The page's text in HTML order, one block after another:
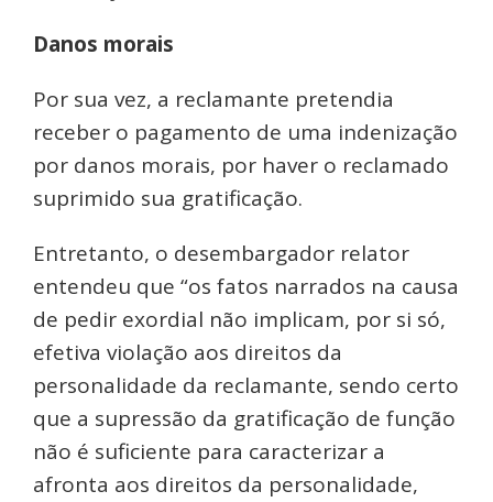
Danos morais
Por sua vez, a reclamante pretendia
receber o pagamento de uma indenização
por danos morais, por haver o reclamado
suprimido sua gratificação.
Entretanto, o desembargador relator
entendeu que “os fatos narrados na causa
de pedir exordial não implicam, por si só,
efetiva violação aos direitos da
personalidade da reclamante, sendo certo
que a supressão da gratificação de função
não é suficiente para caracterizar a
afronta aos direitos da personalidade,